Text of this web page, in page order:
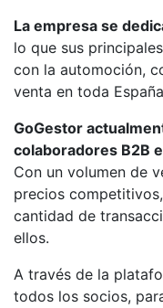
La empresa se
lo que sus
con la automoción,
venta en toda
GoGestor
colaboradores B2B
Con un volumen de
precios
cantidad de
ellos.
A través de la
todos los socios,